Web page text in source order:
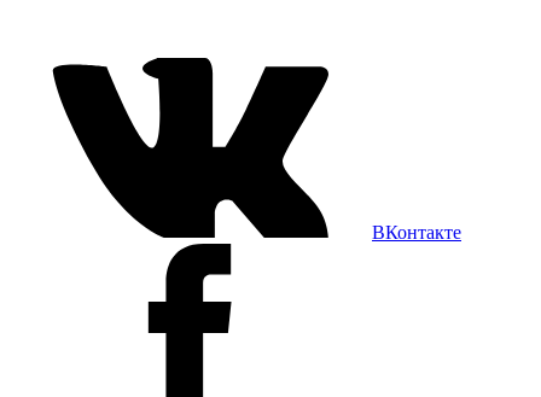
ВКонтакте